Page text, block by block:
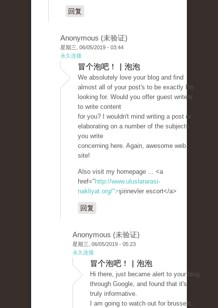
回复
Anonymous (未验证)
星期三, 06/05/2019 - 03:44
永久连接
冒个泡吧！ | 泡泡
We absolutely love your blog and find
almost all of your post's to be exactly I'm
looking for. Would you offer guest writers
to write content
for you? I wouldn't mind writing a post or
elaborating on a number of the subjects
you write
concerning here. Again, awesome web
site!
Also visit my homepage ... <a
href=" http://www.uluslararasi-
nakliyat.org/">şirinevler escort</a>
回复
Anonymous (未验证)
星期三, 06/05/2019 - 05:23
永久连接
冒个泡吧！ | 泡泡
Hi there, just became alert to your blog
through Google, and found that it's
truly informative.
I am going to watch out for brussels.